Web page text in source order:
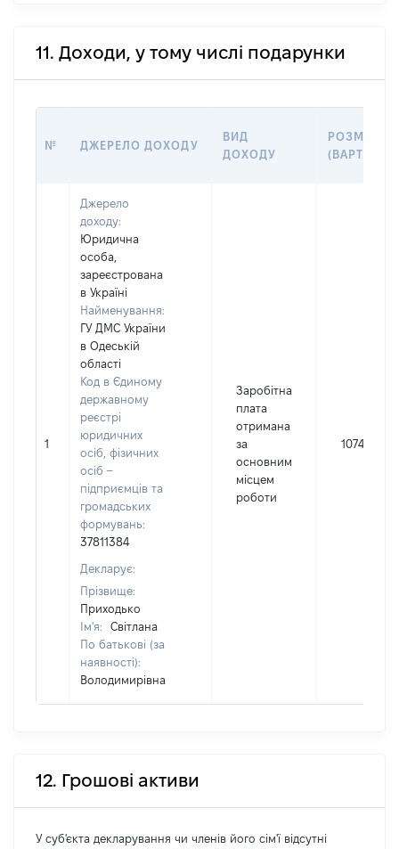
11. Доходи, у тому числі подарунки
№ ДЖЕРЕЛО ДОХОДУ
ВИД
ДОХОДУ
РОЗМІР
(ВАРТІСТЬ)
1
Джерело
доходу:
Юридична
особа,
зареєстрована
в Україні
Найменування:
ГУ ДМС України
в Одеській
області
Код в Єдиному
державному
реєстрі
юридичних
осіб, фізичних
осіб –
підприємців та
громадських
формувань:
37811384
Декларує:
Прізвище:
Приходько
Ім'я:
Світлана
По батькові (за
наявності):
Володимирівна
Заробітна
плата
отримана
за
основним
місцем
роботи
107400
12. Грошові активи
У суб'єкта декларування чи членів його сім'ї відсутні